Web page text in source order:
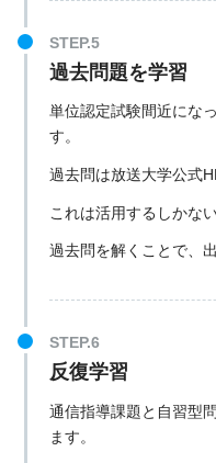
過去問題を学習
単位認定試験間近にな
す。
過去問は放送大学公式
これは活用するしかない
過去問を解くことで、
反復学習
通信指導課題と自習型
ます。